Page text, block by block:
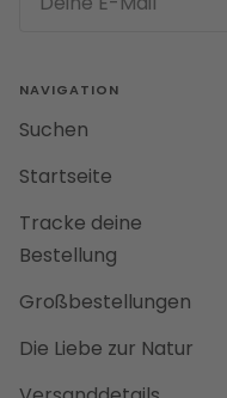
NAVIGATION
Suchen
Startseite
Tracke deine
Bestellung
Großbestellungen
Die Liebe zur Natur